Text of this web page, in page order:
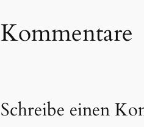
Kommentare
Schreibe einen